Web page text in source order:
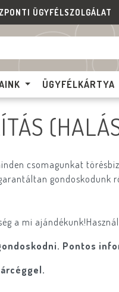
ÜGYFÉLSZOLGÁLAT
ÜGYFÉLKÁRTYA
csomagunkat
gondoskodunk
a mi
Pontos